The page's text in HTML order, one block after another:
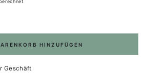
HINZUFÜGEN
Geschäft